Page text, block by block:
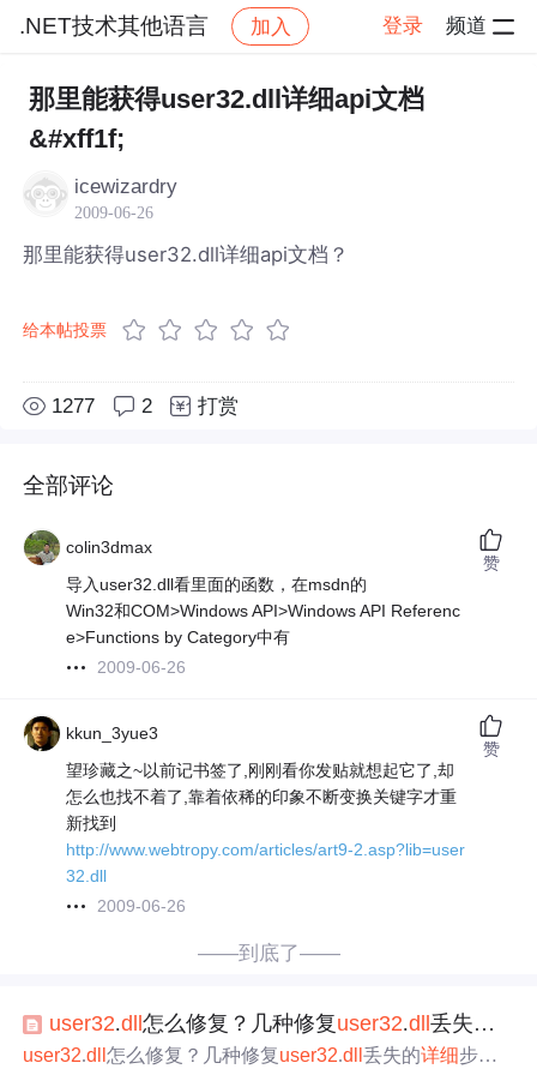
.NET技术其他语言 加入 登录 频道
社区 .NET技术其他语言 帖子详情
那里能获得user32.dll详细api文档
&#xff1f;
icewizardry
2009-06-26
那里能获得user32.dll详细api文档？
给本帖投票
1277 2 打赏
全部评论
colin3dmax
导入user32.dll看里面的函数，在msdn的
Win32和COM>Windows API>Windows API Referenc
e>Functions by Category中有
2009-06-26
赞
kkun_3yue3
望珍藏之~以前记书签了,刚刚看你发贴就想起它了,却
怎么也找不着了,靠着依稀的印象不断变换关键字才重
新找到
http://www.webtropy.com/articles/art9-2.asp?lib=user
32.dll
2009-06-26
赞
——到底了——
user32.dll怎么修复？几种修复user32.dll丢失的
user32.dll怎么修复？几种修复user32.dll丢失的详细步骤